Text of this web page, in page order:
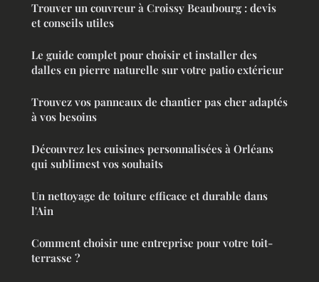
Trouver un couvreur à Croissy Beaubourg : devis
et conseils utiles
Le guide complet pour choisir et installer des
dalles en pierre naturelle sur votre patio extérieur
Trouvez vos panneaux de chantier pas cher adaptés
à vos besoins
Découvrez les cuisines personnalisées à Orléans
qui sublimest vos souhaits
Un nettoyage de toiture efficace et durable dans
l'Ain
Comment choisir une entreprise pour votre toit-
terrasse ?